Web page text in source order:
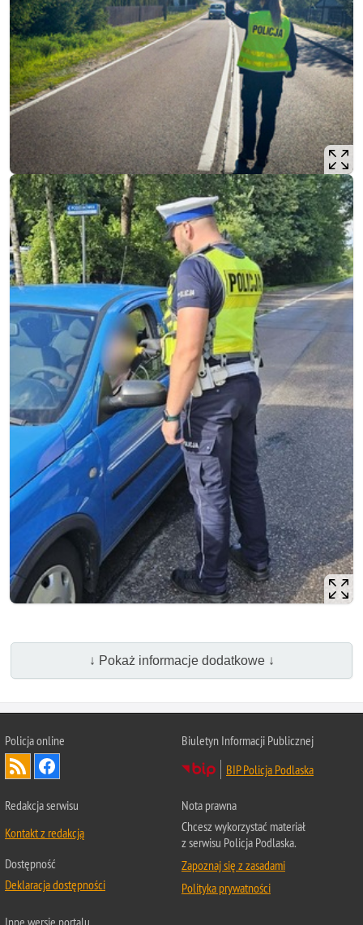
↓ Pokaż informacje dodatkowe ↓
Policja online
Biuletyn Informacji Publicznej
BIP Policja Podlaska
Redakcja serwisu
Kontakt z redakcją
Dostępność
Deklaracja dostępności
Nota prawna
Chcesz wykorzystać materiał
z serwisu Policja Podlaska.
Zapoznaj się z zasadami
Polityka prywatności
Inne wersje portalu